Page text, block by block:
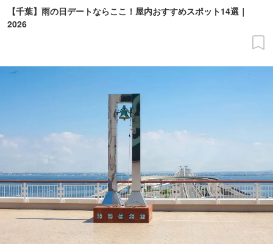
【千葉】雨の日デートならここ！屋内おすすめスポット14選｜
2026